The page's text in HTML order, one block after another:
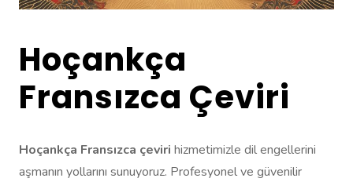
Hoçankça
Fransızca Çeviri
Hoçankça Fransızca çeviri hizmetimizle dil engellerini
aşmanın yollarını sunuyoruz. Profesyonel ve güvenilir